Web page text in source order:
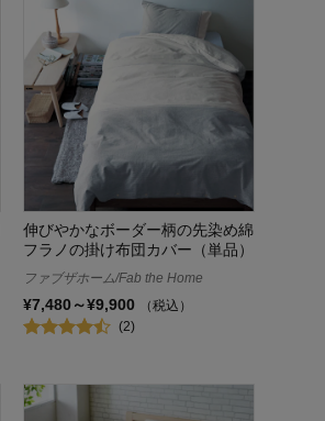
伸びやかなボーダー柄の先染め綿
フラノの掛け布団カバー（単品）
ファブザホーム/Fab the Home
¥7,480～¥9,900
（税込）
(2)